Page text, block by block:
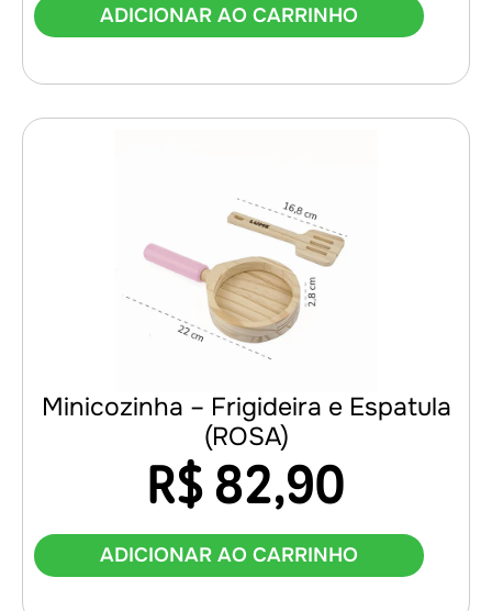
ADICIONAR AO CARRINHO
Minicozinha – Frigideira e Espatula
(ROSA)
R$82,90
ADICIONAR AO CARRINHO